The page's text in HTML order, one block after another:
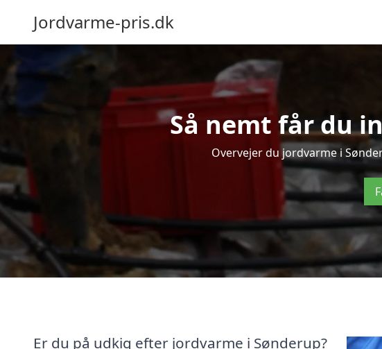
Jordvarme-pris.dk
Så nemt får du
Overvejer du jordvarme i
Er du på udkig efter jordvarme i Sønderup?